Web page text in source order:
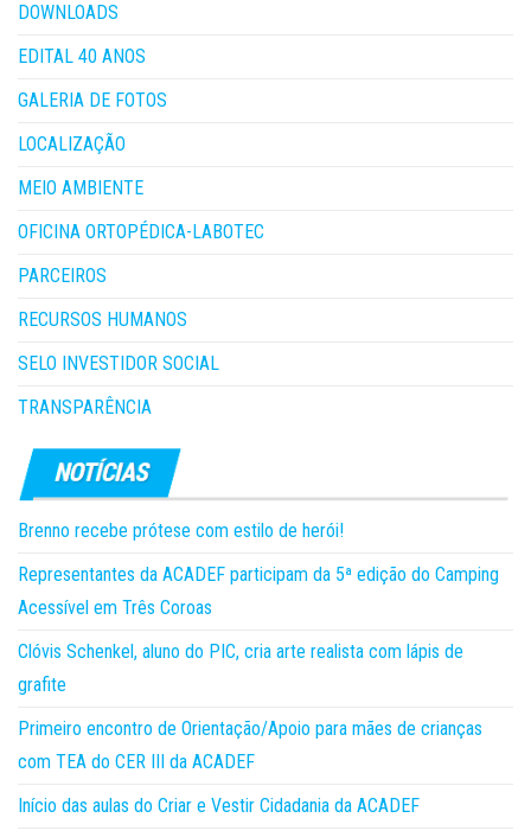
DOWNLOADS
EDITAL 40 ANOS
GALERIA DE FOTOS
LOCALIZAÇÃO
MEIO AMBIENTE
OFICINA ORTOPÉDICA-LABOTEC
PARCEIROS
RECURSOS HUMANOS
SELO INVESTIDOR SOCIAL
TRANSPARÊNCIA
Brenno recebe prótese com estilo de herói!
Representantes da ACADEF participam da 5ª edição do Camping
Acessível em Três Coroas
Clóvis Schenkel, aluno do PIC, cria arte realista com lápis de
grafite
Primeiro encontro de Orientação/Apoio para mães de crianças
com TEA do CER III da ACADEF
Início das aulas do Criar e Vestir Cidadania da ACADEF